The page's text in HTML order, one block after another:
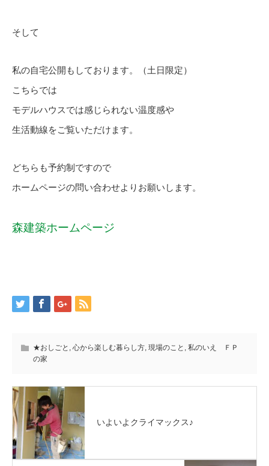
そして
私の自宅公開もしております。（土日限定）
こちらでは
モデルハウスでは感じられない温度感や
生活動線をご覧いただけます。
どちらも予約制ですので
ホームページの問い合わせよりお願いします。
森建築ホームページ
★おしごと , 心から楽しむ暮らし方, 現場のこと , 私のいえ ＦＰ
の家
いよいよクライマックス♪